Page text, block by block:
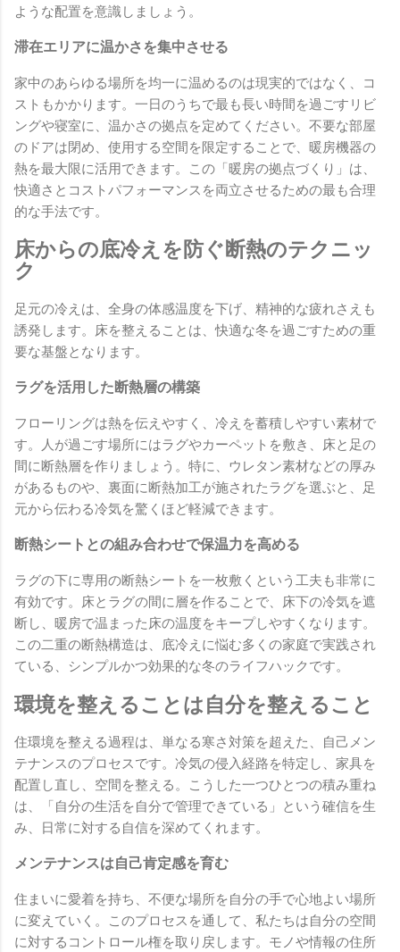
ような配置を意識しましょう。
滞在エリアに温かさを集中させる
家中のあらゆる場所を均一に温めるのは現実的ではなく、コ
ストもかかります。一日のうちで最も長い時間を過ごすリビ
ングや寝室に、温かさの拠点を定めてください。不要な部屋
のドアは閉め、使用する空間を限定することで、暖房機器の
熱を最大限に活用できます。この「暖房の拠点づくり」は、
快適さとコストパフォーマンスを両立させるための最も合理
的な手法です。
床からの底冷えを防ぐ断熱のテクニッ
ク
足元の冷えは、全身の体感温度を下げ、精神的な疲れさえも
誘発します。床を整えることは、快適な冬を過ごすための重
要な基盤となります。
ラグを活用した断熱層の構築
フローリングは熱を伝えやすく、冷えを蓄積しやすい素材で
す。人が過ごす場所にはラグやカーペットを敷き、床と足の
間に断熱層を作りましょう。特に、ウレタン素材などの厚み
があるものや、裏面に断熱加工が施されたラグを選ぶと、足
元から伝わる冷気を驚くほど軽減できます。
断熱シートとの組み合わせで保温力を高める
ラグの下に専用の断熱シートを一枚敷くという工夫も非常に
有効です。床とラグの間に層を作ることで、床下の冷気を遮
断し、暖房で温まった床の温度をキープしやすくなります。
この二重の断熱構造は、底冷えに悩む多くの家庭で実践され
ている、シンプルかつ効果的な冬のライフハックです。
環境を整えることは自分を整えること
住環境を整える過程は、単なる寒さ対策を超えた、自己メン
テナンスのプロセスです。冷気の侵入経路を特定し、家具を
配置し直し、空間を整える。こうした一つひとつの積み重ね
は、「自分の生活を自分で管理できている」という確信を生
み、日常に対する自信を深めてくれます。
メンテナンスは自己肯定感を育む
住まいに愛着を持ち、不便な場所を自分の手で心地よい場所
に変えていく。このプロセスを通して、私たちは自分の空間
に対するコントロール権を取り戻します。モノや情報の住所